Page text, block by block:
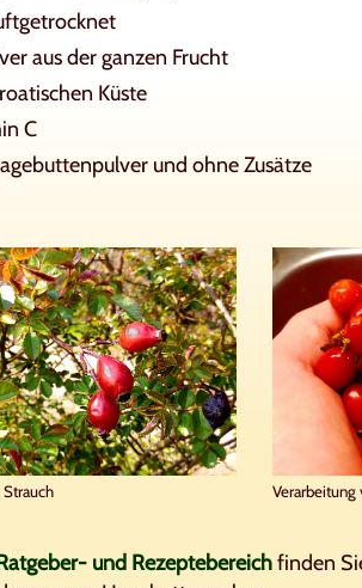
aus der ganzen Frucht
Küste
C
und ohne Zusätze
Verarbeitung
und Rezeptebereichfinden